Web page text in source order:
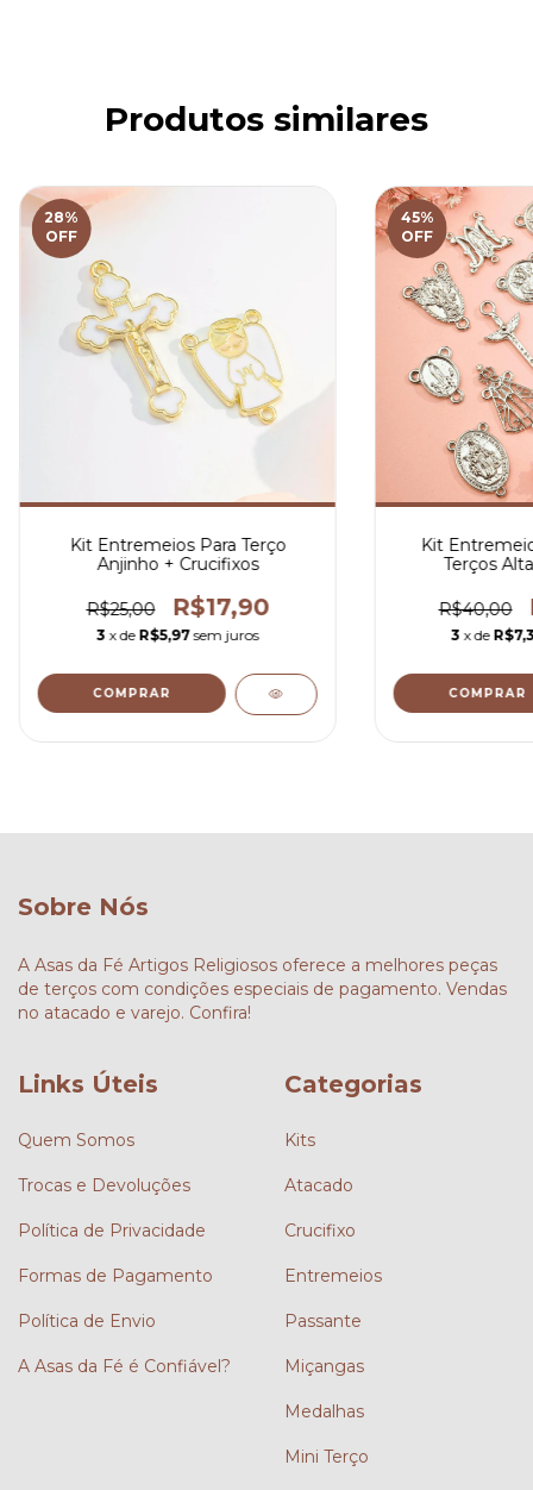
Produtos similares
28%
OFF
Kit Entremeios Para Terço
Anjinho + Crucifixos
R$25,00 R$17,90
3 x de R$5,97 sem juros
COMPRAR
45%
OFF
Kit
Terços
R$40,00
3 x de
COMPRAR
Sobre Nós
A Asas da Fé Artigos Religiosos oferece a melhores peças
de terços com condições especiais de pagamento. Vendas
no atacado e varejo. Confira!
Links Úteis
Quem Somos
Trocas e Devoluções
Política de Privacidade
Formas de Pagamento
Política de Envio
A Asas da Fé é Confiável?
Categorias
Kits
Atacado
Crucifixo
Entremeios
Passante
Miçangas
Medalhas
Mini Terço